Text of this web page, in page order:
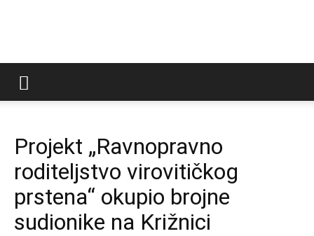
LAG
prsten
Projekt „Ravnopravno
roditeljstvo virovitičkog
prstena“ okupio brojne
sudionike na Križnici